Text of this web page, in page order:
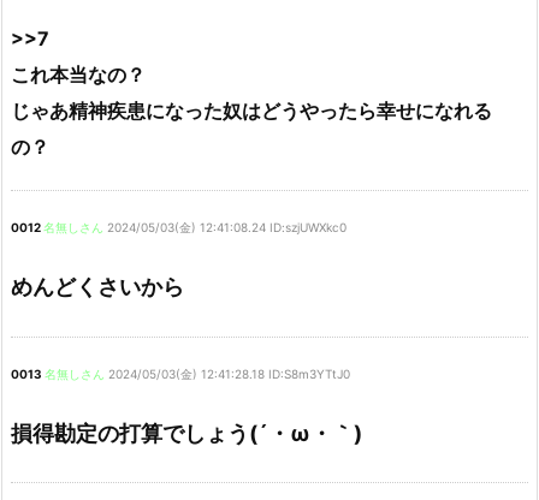
>>7
これ本当なの？
じゃあ精神疾患になった奴はどうやったら幸せになれる
の？
0012名無しさん 2024/05/03(金) 12:41:08.24 ID:szjUWXkc0
めんどくさいから
0013 名無しさん 2024/05/03(金) 12:41:28.18 ID:S8m3YTtJ0
損得勘定の打算でしょう(´・ω・｀)